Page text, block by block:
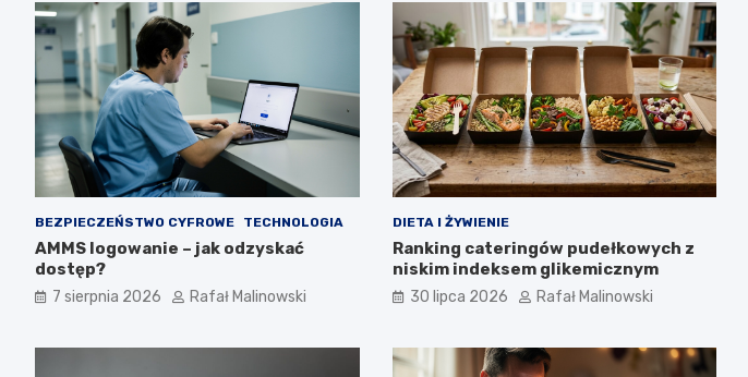
BEZPIECZEŃSTWO CYFROWE TECHNOLOGIA
AMMS logowanie – jak odzyskać
dostęp?
7 sierpnia 2026 Rafał Malinowski
DIETA I ŻYWIENIE
Ranking cateringów pudełkowych z
niskim indeksem glikemicznym
30 lipca 2026 Rafał Malinowski